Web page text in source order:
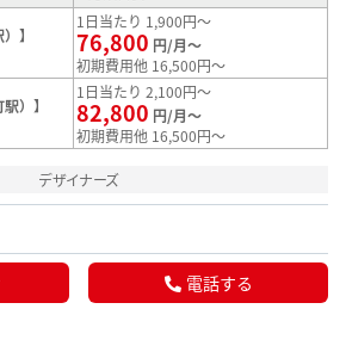
】
1日当たり 1,900円～
76,800 円/月～
初期費用他 16,500円～
）】
1日当たり 2,100円～
82,800 円/月～
初期費用他 16,500円～
デザイナーズ
電話する